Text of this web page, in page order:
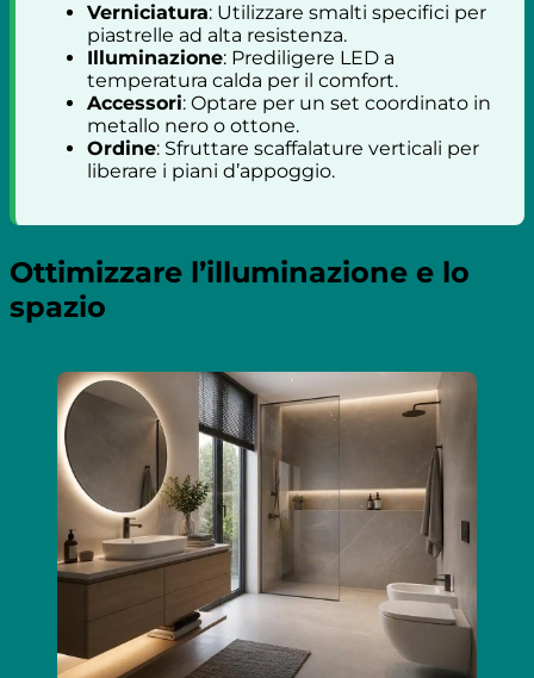
Verniciatura: Utilizzare smalti specifici per
piastrelle ad alta resistenza.
Illuminazione: Prediligere LED a
temperatura calda per il comfort.
Accessori: Optare per un set coordinato in
metallo nero o ottone.
Ordine: Sfruttare scaffalature verticali per
liberare i piani d’appoggio.
Ottimizzare l’illuminazione e lo
spazio